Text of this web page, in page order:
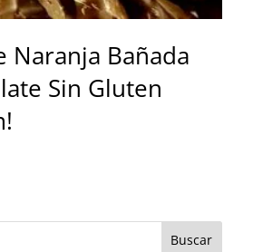
Naranja Bañada
Sin Gluten